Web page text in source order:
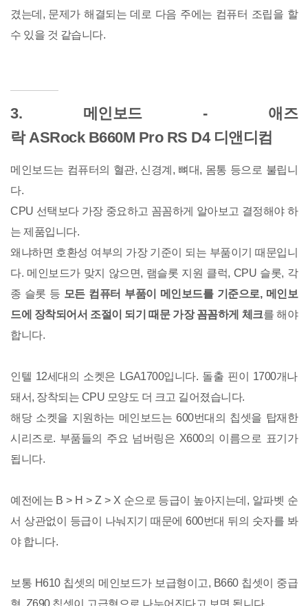
겼는데, 문제가 해결되는 데로 다음 주에는 컴퓨터 조립을 할
수 있을 것 같습니다.
3. 메인보드 -애즈
락 ASRock B660M Pro RS D4 디앤디컴
메인보드는 컴퓨터의 혈관, 신경계, 뼈대, 몸통 등으로 불립니
다.
CPU 선택보다 가장 중요하고 꼼꼼하게 알아보고 결정해야 하
는 제품입니다.
왜냐하면 호환성 여부의 가장 기준이 되는 부품이기 때문입니
다. 메인보드가 맞지 않으면, 램슬롯 지원 클럭, CPU 슬롯, 각
종 슬롯 등 모든 컴퓨터 부품이 메인보드를 기준으로, 메인보
드에 장착되어서 조절이 되기 때문 가장 꼼꼼하게 체크를 해야
합니다.
인텔 12세대의 소켓은 LGA1700입니다. 돌출 핀이 1700개나
돼서, 장착되는 CPU 모양도 더 크고 길어졌습니다.
해당 소켓을 지원하는 메인보드는 600번대의 칩셋을 탑재한
시리즈로. 부품들의 주요 넘버링은 X600의 이름으로 표기가
됩니다.
예전에는 B > H > Z > X 순으로 등급이 높아지는데, 알파벳 순
서 상관없이 등급이 나눠지기 때문에 600번대 뒤의 숫자를 봐
야 합니다.
보통 H610 칩셋의 메인보드가 보급형이고, B660 칩셋이 중급
형, Z690 칩셋이 고급형으로 나누어진다고 보면 됩니다.